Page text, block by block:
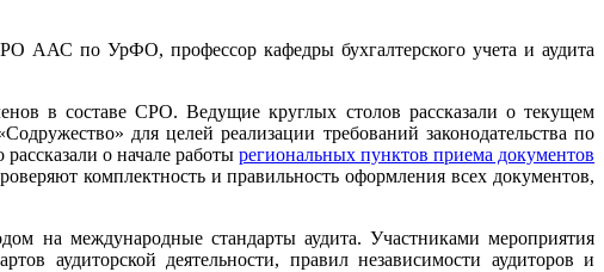
ААС по УрФО, профессор кафедры бухгалтерского учета и аудита
в составе СРО. Ведущие круглых столов рассказали о текущем
для целей реализации требований законодательства по
о начале работы региональных пунктов приема документов
комплектность и правильность оформления всех документов,
на международные стандарты аудита. Участниками мероприятия
аудиторской деятельности, правил независимости аудиторов и